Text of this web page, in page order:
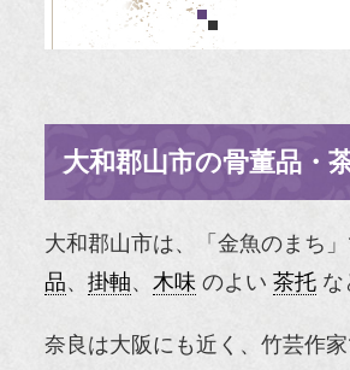
大和郡山市の骨董品・
大和郡山市は、「金魚のまち
品、 掛軸、 木味 のよい 茶托 な
奈良は大阪にも近く、竹芸作